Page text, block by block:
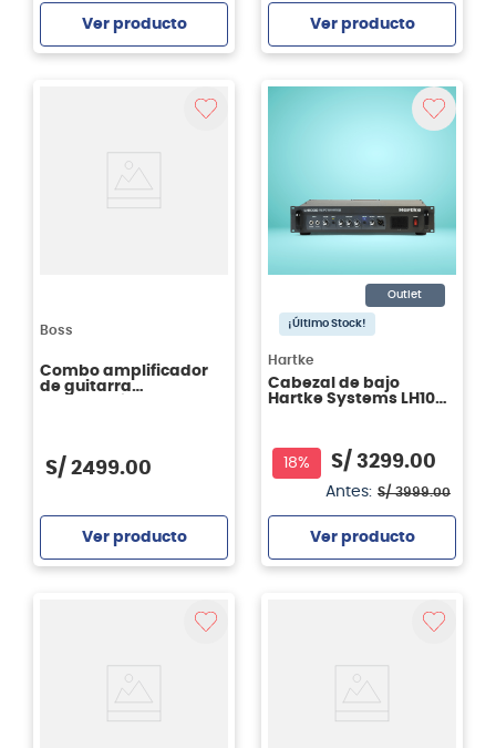
Ver producto Ver producto
Boss
Combo amplificador
de guitarra
S/ 2499.00
Ver producto
¡Último Stock!
Outlet
Hartke
Cabezal de bajo
Hartke Systems LH1000
18% S/ 3299.00
Antes: S/ 3999.00
Ver producto